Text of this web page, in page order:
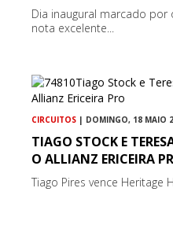
Dia inaugural marcado
nota excelente...
CIRCUITOS | DOMINGO, 18 MAIO
TIAGO STOCK E
O ALLIANZ ERICEIRA
Tiago Pires vence Heritage